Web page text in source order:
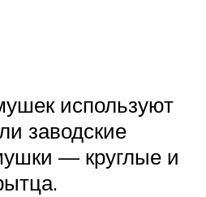
используют
заводские
— круглые и